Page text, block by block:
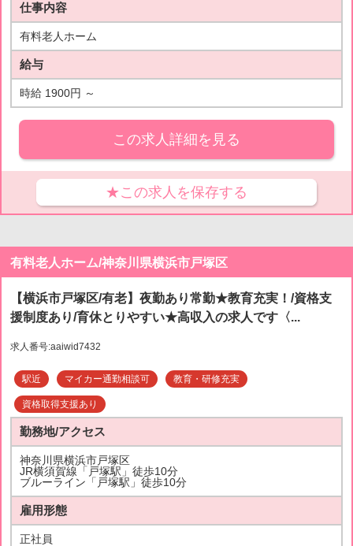
仕事内容
有料老人ホーム
給与
時給 1900円 ～
この求人詳細を見る
★この求人を保存する
有料老人ホーム/神奈川県横浜市戸塚区
【横浜市戸塚区/有老】夜勤あり常勤★教育充実！/資格支
援制度あり/育休とりやすい★高収入の求人です〈...
求人番号:aaiwid7432
駅近 マイカー通勤相談可 教育・研修充実
資格取得支援あり
勤務地/アクセス
神奈川県横浜市戸塚区
JR横須賀線「戸塚駅」徒歩10分
ブルーライン「戸塚駅」徒歩10分
雇用形態
正社員